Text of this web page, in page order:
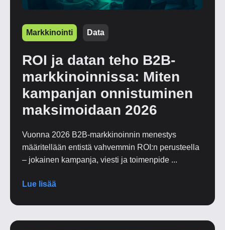
Markkinointi Data
ROI ja datan teho B2B-
markkinoinnissa: Miten
kampanjan onnistuminen
maksimoidaan 2026
Vuonna 2026 B2B-markkinoinnin menestys
määritellään entistä vahvemmin ROI:n perusteella
– jokainen kampanja, viesti ja toimenpide ...
Lue lisää